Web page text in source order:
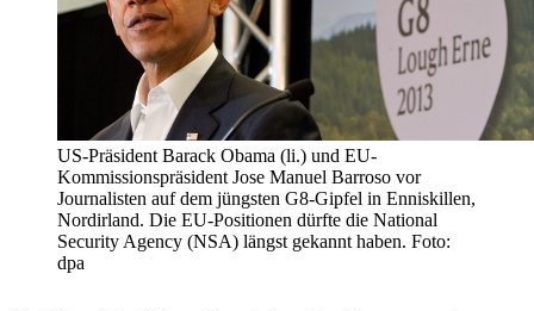
US-Präsident Barack Obama (li.) und EU-
Kommissionspräsident Jose Manuel Barroso vor
Journalisten auf dem jüngsten G8-Gipfel in Enniskillen,
Nordirland. Die EU-Positionen dürfte die National
Security Agency (NSA) längst gekannt haben. Foto:
dpa